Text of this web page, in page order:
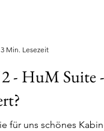
3 Min. Lesezeit
- HuM Suite -
für uns schönes Kabine